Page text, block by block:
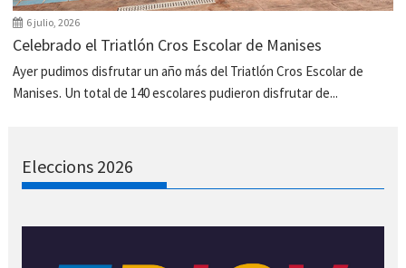
6 julio, 2026
Celebrado el Triatlón Cros Escolar de Manises
Ayer pudimos disfrutar un año más del Triatlón Cros Escolar de
Manises. Un total de 140 escolares pudieron disfrutar de...
Eleccions 2026